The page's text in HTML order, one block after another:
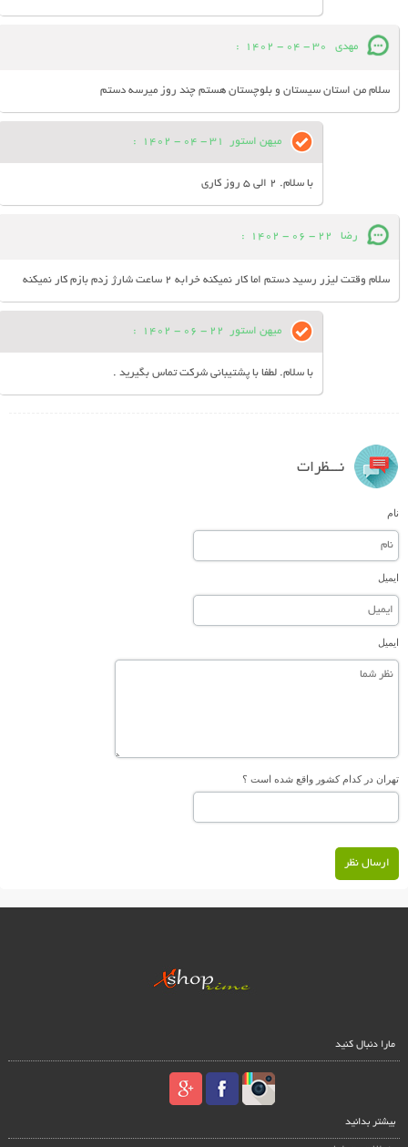
مهدی 30 - 04 - 1402
:
سلام من استان سیستان و بلوچستان هستم چند روز میرسه دستم
میهن استور 31 - 04 - 1402
:
با سلام. 2 الی 5 روز کاری
رضا 22 - 06 - 1402
:
سلام وقتت لیزر رسید دستم اما کار نمیکنه خرابه 2 ساعت شارژ زدم بازم کار نمیکنه
میهن استور 22 - 06 - 1402
:
با سلام. لطفا با پشتیبانی شرکت تماس بگیرید .
نـــظرات
نام
ایمیل
ایمیل
تهران در کدام کشور واقع شده است ؟
ارسال نظر
مارا دنبال کنید
بیشتر بدانید